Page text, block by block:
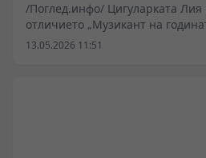
/Поглед.инфо/ Цигуларката Лия
отличието „Музикант на
националната анкета на БНР,
13.05.2026 11:51